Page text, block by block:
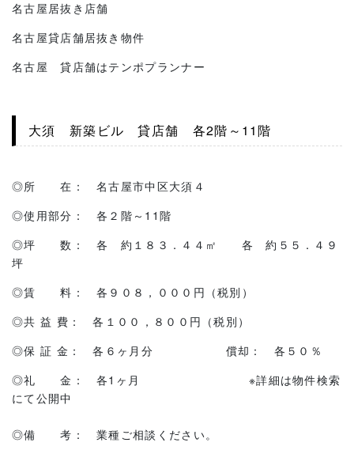
名古屋居抜き店舗
名古屋貸店舗居抜き物件
名古屋 貸店舗はテンポプランナー
大須 新築ビル 貸店舗 各2階～11階
◎所 在： 名古屋市中区大須４
◎使用部分： 各２階～11階
◎坪 数： 各 約１８３．４４㎡ 各 約５５．４９
坪
◎賃 料： 各９０８，０００円（税別）
◎共 益 費： 各１００，８００円（税別）
◎保 証 金： 各６ヶ月分 償却： 各５０％
◎礼 金： 各1ヶ月 ※詳細は物件検索
にて公開中
◎備 考： 業種ご相談ください。